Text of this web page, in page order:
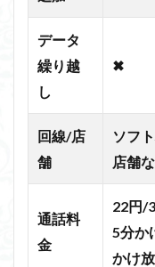
データ
繰り越
し
✖
回線/店
舗
ソフ
店舗
通話料
金
22円/
5分か
かけ